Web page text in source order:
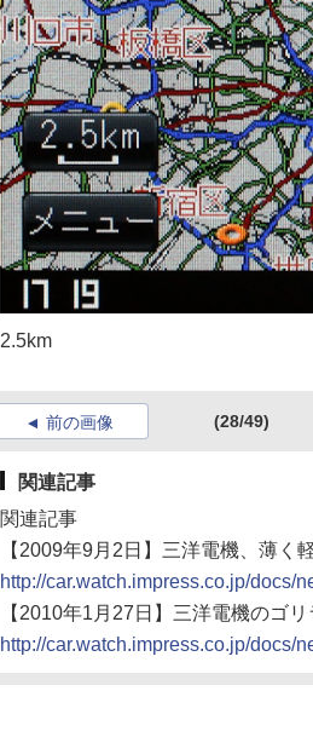
2.5km
前の画像 (28/49)
関連記事
関連記事
【2009年9月2日】三洋電機、薄く
http://car.watch.impress.co.jp/docs/
【2010年1月27日】三洋電機のゴ
http://car.watch.impress.co.jp/docs/